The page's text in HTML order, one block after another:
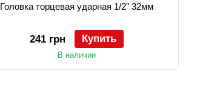
Головка торцевая ударная 1/2" 32мм
241 грн Купить
В наличии